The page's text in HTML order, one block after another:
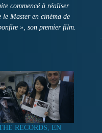
commencé à réaliser
le Master en cinéma de
», son premier film.
RECORDS, EN